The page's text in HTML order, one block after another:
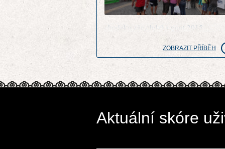
chodzko zije chdzka pout 2015
ZOBRAZIT PŘÍBĚH
Aktuální skóre